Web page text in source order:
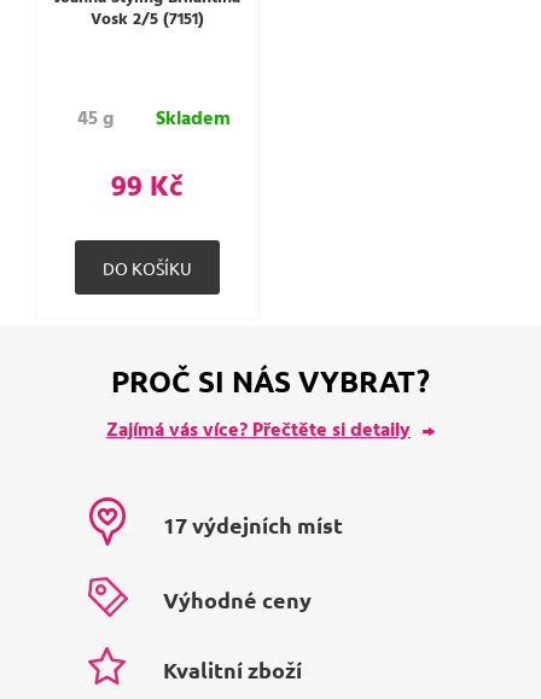
Vosk 2/5 (7151)
45 g Skladem
99 Kč
PROČ SI NÁS VYBRAT?
Zajímá vás více? Přečtěte si detaily
17 výdejních míst
Výhodné ceny
Kvalitní zboží